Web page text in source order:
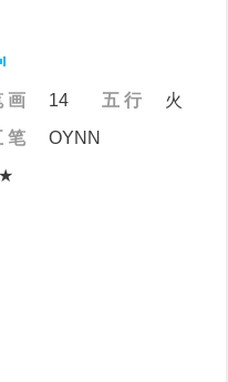
画 14 五 行
火
笔
OYNN